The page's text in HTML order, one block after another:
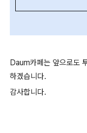
Daum카페는 앞으로도
하겠습니다.
감사합니다.